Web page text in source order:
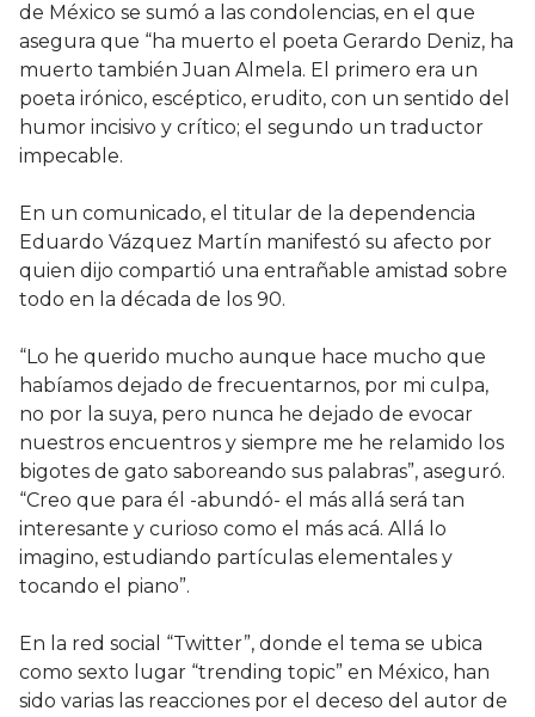
de México se sumó a las condolencias, en el que
asegura que “ha muerto el poeta Gerardo Deniz, ha
muerto también Juan Almela. El primero era un
poeta irónico, escéptico, erudito, con un sentido del
humor incisivo y crítico; el segundo un traductor
impecable.
En un comunicado, el titular de la dependencia
Eduardo Vázquez Martín manifestó su afecto por
quien dijo compartió una entrañable amistad sobre
todo en la década de los 90.
“Lo he querido mucho aunque hace mucho que
habíamos dejado de frecuentarnos, por mi culpa,
no por la suya, pero nunca he dejado de evocar
nuestros encuentros y siempre me he relamido los
bigotes de gato saboreando sus palabras”, aseguró.
“Creo que para él -abundó- el más allá será tan
interesante y curioso como el más acá. Allá lo
imagino, estudiando partículas elementales y
tocando el piano”.
En la red social “Twitter”, donde el tema se ubica
como sexto lugar “trending topic” en México, han
sido varias las reacciones por el deceso del autor de